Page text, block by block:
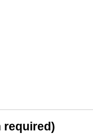
required)